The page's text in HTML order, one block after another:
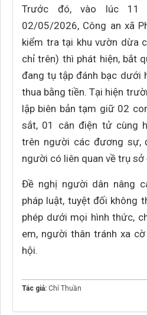
Trước đó, vào lúc 11
02/05/2026, Công an xã
kiểm tra tại khu vườn dừa
chỉ trên) thì phát hiện, bắt
đang tụ tập đánh bạc dưới
thua bằng tiền. Tại hiện
lập biên bản tạm giữ 02
sắt, 01 cân điện tử cùng
trên người các đương sự,
người có liên quan về trụ sở
Đề nghị người dân nâng
pháp luật, tuyệt đối không
phép dưới mọi hình thức,
em, người thân tránh xa
hội.
Tác giả: Chí Thuần